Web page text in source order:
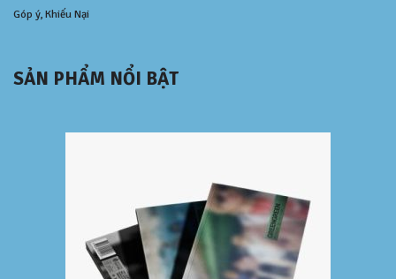
Góp ý, Khiếu Nại
SẢN PHẨM NỔI BẬT